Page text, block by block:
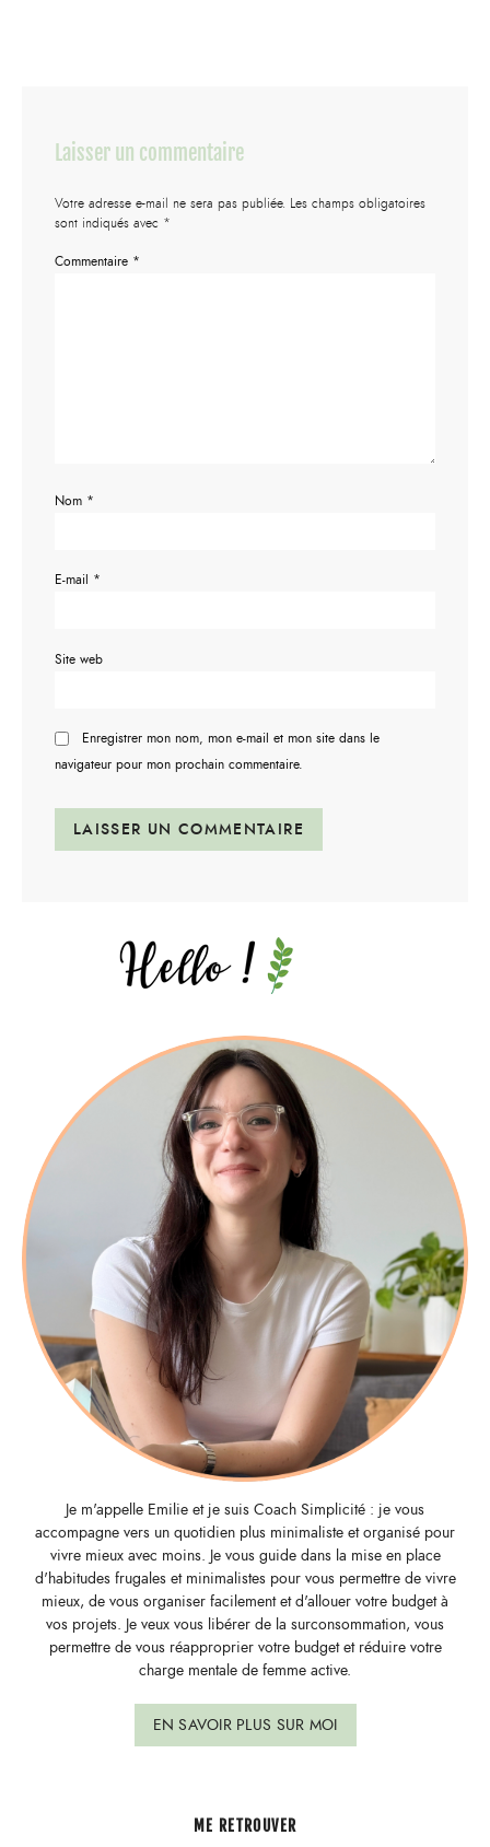
Laisser un commentaire
Votre adresse e-mail ne sera pas publiée. Les champs obligatoires
sont indiqués avec *
Commentaire *
Nom *
E-mail *
Site web
Enregistrer mon nom, mon e-mail et mon site dans le
navigateur pour mon prochain commentaire.
Je m'appelle Emilie et je suis Coach Simplicité : je vous
accompagne vers un quotidien plus minimaliste et organisé pour
vivre mieux avec moins. Je vous guide dans la mise en place
d'habitudes frugales et minimalistes pour vous permettre de vivre
mieux, de vous organiser facilement et d'allouer votre budget à
vos projets. Je veux vous libérer de la surconsommation, vous
permettre de vous réapproprier votre budget et réduire votre
charge mentale de femme active.
EN SAVOIR PLUS SUR MOI
ME RETROUVER